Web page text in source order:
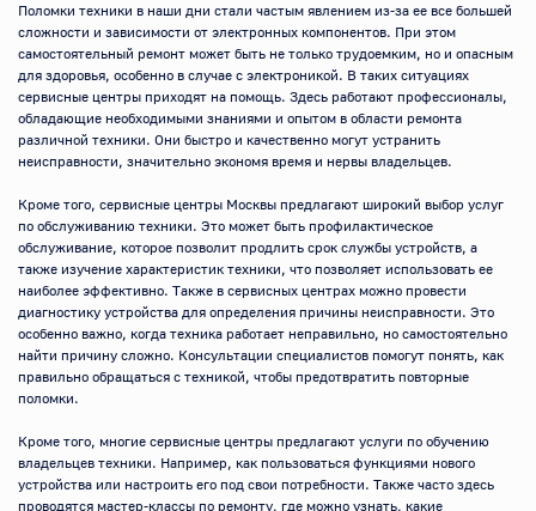
Поломки техники в наши дни стали частым явлением из-за ее все большей
сложности и зависимости от электронных компонентов. При этом
самостоятельный ремонт может быть не только трудоемким, но и опасным
для здоровья, особенно в случае с электроникой. В таких ситуациях
сервисные центры приходят на помощь. Здесь работают профессионалы,
обладающие необходимыми знаниями и опытом в области ремонта
различной техники. Они быстро и качественно могут устранить
неисправности, значительно экономя время и нервы владельцев.
Кроме того, сервисные центры Москвы предлагают широкий выбор услуг
по обслуживанию техники. Это может быть профилактическое
обслуживание, которое позволит продлить срок службы устройств, а
также изучение характеристик техники, что позволяет использовать ее
наиболее эффективно. Также в сервисных центрах можно провести
диагностику устройства для определения причины неисправности. Это
особенно важно, когда техника работает неправильно, но самостоятельно
найти причину сложно. Консультации специалистов помогут понять, как
правильно обращаться с техникой, чтобы предотвратить повторные
поломки.
Кроме того, многие сервисные центры предлагают услуги по обучению
владельцев техники. Например, как пользоваться функциями нового
устройства или настроить его под свои потребности. Также часто здесь
проводятся мастер-классы по ремонту, где можно узнать, какие